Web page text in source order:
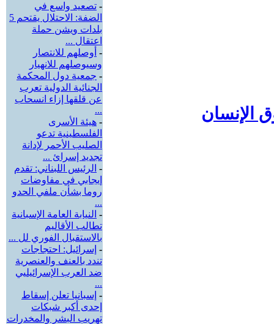
الإنسان
- تصعيد واسع في
الضفة: الاحتلال يقتحم 5
بلدات ويشن حملة
اعتقال ...
- أوصلهم للانتصار
وسيوصلهم للانهيار
- جمعية دول المحكمة
الجنائية الدولية تعرب
عن قلقها إزاء انسحاب
...
- هيئة الأسرى
الفلسطينية تدعو
الصليب الأحمر لإدانة
تجديد إسرائ ...
- الرئيس اللبناني: تقدم
إيجابي في مفاوضات
روما بشأن ملفي الحدو
...
- النيابة العامة الإسبانية
تطالب الأقاليم
بالاستقبال الفوري لل ...
- إسرائيل: احتجاجات
تندد بالعنف والعنصرية
ضد العرب الإسرائيليي
...
- إسبانيا تعلن إسقاط
إحدى أكبر شبكات
تهريب البشر والمخدرات